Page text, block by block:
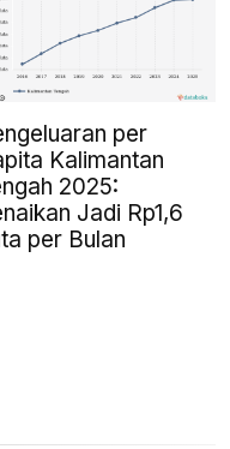
per
Kalimantan
2025:
Jadi Rp1,6
per Bulan